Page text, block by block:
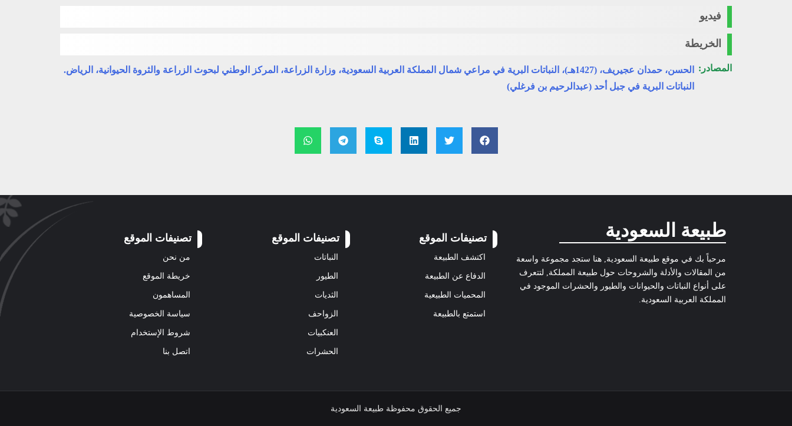
فيديو
الخريطة
المصادر:
الحسن، حمدان عجيريف، (1427هـ)، النباتات البرية في مراعي شمال المملكة العربية السعودية، وزارة الزراعة، المركز الوطني لبحوث الزراعة والثروة الحيوانية، الرياض.
النباتات البرية في جبل أحد (عبدالرحيم بن فرغلي)
طبيعة السعودية
مرحباً بك في موقع طبيعة السعودية, هنا ستجد مجموعة واسعة
من المقالات والأدلة والشروحات حول طبيعة المملكة, لتتعرف
على أنواع النباتات والحيوانات والطيور والحشرات الموجود في
المملكة العربية السعودية.
تصنيفات الموقع
اكتشف الطبيعة
الدفاع عن الطبيعة
المحميات الطبيعية
استمتع بالطبيعة
تصنيفات الموقع
النباتات
الطيور
الثديات
الزواحف
العنكبيات
الحشرات
تصنيفات الموقع
من نحن
خريطة الموقع
المساهمون
سياسة الخصوصية
شروط الإستخدام
اتصل بنا
جميع الحقوق محفوظة طبيعة السعودية